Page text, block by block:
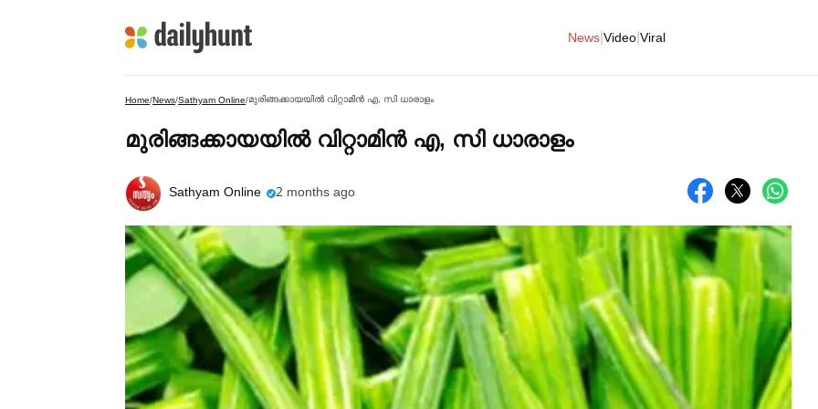
News Video Viral
Home/News/Sathyam Online/മുരിങ്ങക്കായയില്‍ വിറ്റാമിൻ എ, സി ധാരാളം
മുരിങ്ങക്കായയില്‍ വിറ്റാമിൻ എ, സി ധാരാളം
Sathyam Online 2 months ago